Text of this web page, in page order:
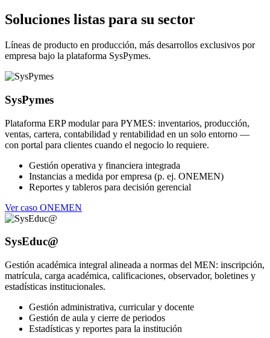
Soluciones listas para su sector
Líneas de producto en producción, más desarrollos exclusivos por
empresa bajo la plataforma SysPymes.
SysPymes
Plataforma ERP modular para PYMES: inventarios, producción,
ventas, cartera, contabilidad y rentabilidad en un solo entorno —
con portal para clientes cuando el negocio lo requiere.
Gestión operativa y financiera integrada
Instancias a medida por empresa (p. ej. ONEMEN)
Reportes y tableros para decisión gerencial
Ver caso ONEMEN
SysEduc@
Gestión académica integral alineada a normas del MEN: inscripción,
matrícula, carga académica, calificaciones, observador, boletines y
estadísticas institucionales.
Gestión administrativa, curricular y docente
Gestión de aula y cierre de periodos
Estadísticas y reportes para la institución